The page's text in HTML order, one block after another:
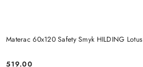
Materac 60x120 Safety Smyk HILDING Lotus
519.00